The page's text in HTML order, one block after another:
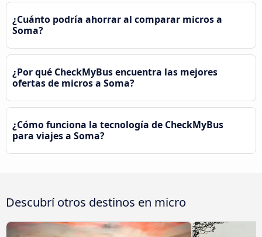
¿Cuánto podría ahorrar al comparar micros a
Soma?
¿Por qué CheckMyBus encuentra las mejores
ofertas de micros a Soma?
¿Cómo funciona la tecnología de CheckMyBus
para viajes a Soma?
Descubrí otros destinos en micro